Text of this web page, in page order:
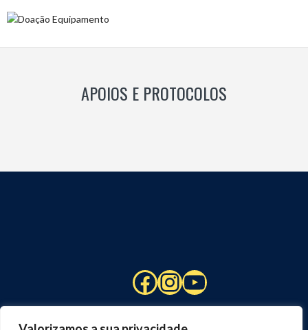
APOIOS E PROTOCOLOS
Facebook
Instagram
YouTube